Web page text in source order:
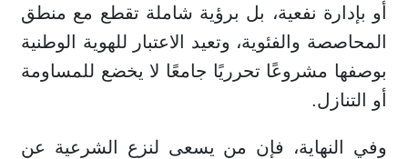
أو بإدارة نفعية، بل برؤية شاملة تقطع مع منطق
المحاصصة والفئوية، وتعيد الاعتبار للهوية الوطنية
بوصفها مشروعًا تحرريًا جامعًا لا يخضع للمساومة
أو التنازل.
وفي النهاية، فإن من يسعى لنزع الشرعية عن